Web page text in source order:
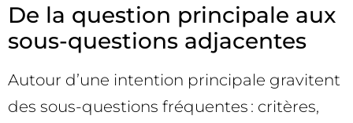
De la question principale aux
sous-questions adjacentes
Autour d’une intention principale gravitent
des sous-questions fréquentes : critères,